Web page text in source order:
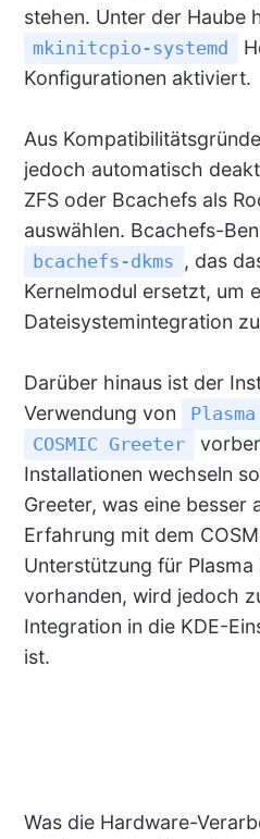
stehen. Unter der Haube
mkinitcpio-systemd
Konfigurationen aktiviert.
Aus
jedoch automatisch
ZFS oder Bcachefs als
auswählen. Bcachefs-
bcachefs-dkms , das
Kernelmodul ersetzt, um
Dateisystemintegration
Darüber hinaus ist der
Verwendung von
COSMIC Greeter
Installationen wechseln
Greeter, was eine besser
Erfahrung mit dem
Unterstützung für
vorhanden, wird jedoch
Integration in die KDE-
ist.
Was die Hardware-